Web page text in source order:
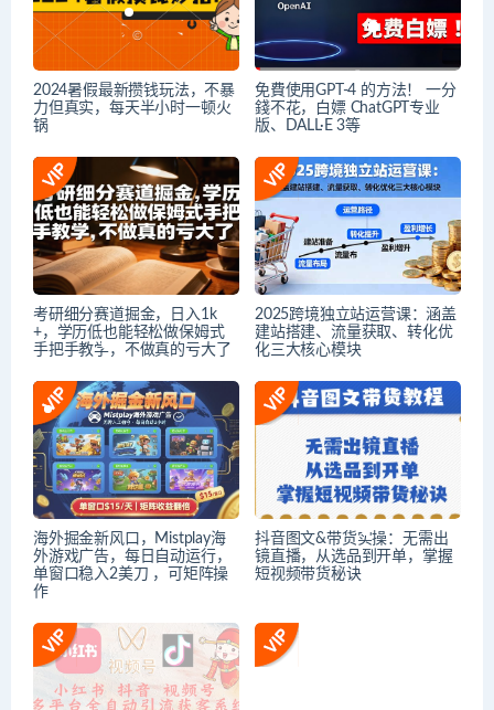
2024暑假最新攒钱玩法，不暴
力但真实，每天半小时一顿火
锅
免費使用GPT-4 的方法！ 一分
錢不花，白嫖 ChatGPT专业
版、DALL·E 3等
考研细分赛道掘金，日入1k
+，学历低也能轻松做保姆式
手把手教学，不做真的亏大了
2025跨境独立站运营课：涵盖
建站搭建、流量获取、转化优
化三大核心模块
海外掘金新风口，Mistplay海
外游戏广告，每日自动运行，
单窗口稳入2美刀 ，可矩阵操
作
抖音图文&带货实操：无需出
镜直播，从选品到开单，掌握
短视频带货秘诀